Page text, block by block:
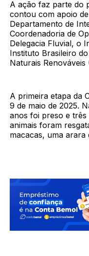
A ação faz parte do
contou com apoio
Departamento de
Coordenadoria de
Delegacia Fluvial, o
Instituto Brasileiro
Naturais
A primeira etapa da
9 de maio de 2025.
anos foi preso e três
animais foram
macacas, uma arara